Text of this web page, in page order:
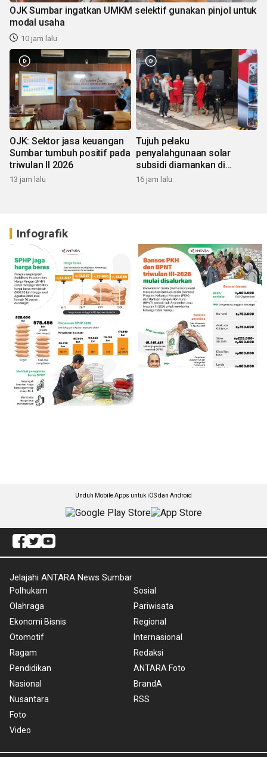
OJK Sumbar ingatkan UMKM selektif gunakan pinjol untuk
modal usaha
10 jam lalu
OJK: Sektor jasa keuangan
Sumbar tumbuh positif pada
triwulan II 2026
13 jam lalu
Tujuh pelaku
penyalahgunaan solar
subsidi diamankan di
Sumbar
16 jam lalu
Infografik
Unduh Mobile Apps untuk iOS dan Android
Jelajahi ANTARA News Sumbar
Polhukam
Olahraga
Ekonomi Bisnis
Otomotif
Ragam
Pendidikan
Nasional
Nusantara
Foto
Video
Sosial
Pariwisata
Regional
Internasional
Redaksi
ANTARA Foto
BrandA
RSS